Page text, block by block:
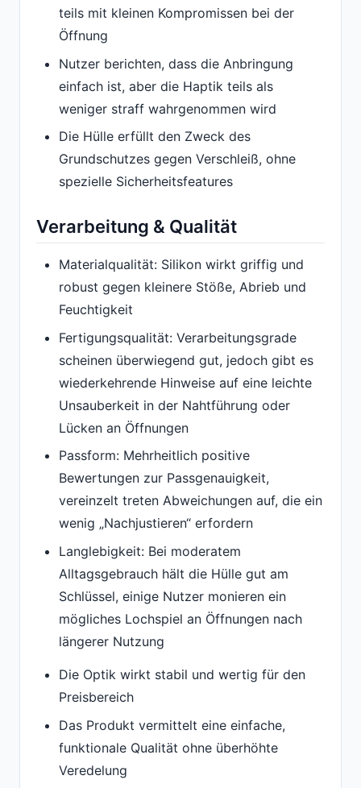
teils mit kleinen Kompromissen bei der
Öffnung
Nutzer berichten, dass die Anbringung
einfach ist, aber die Haptik teils als
weniger straff wahrgenommen wird
Die Hülle erfüllt den Zweck des
Grundschutzes gegen Verschleiß, ohne
spezielle Sicherheitsfeatures
Verarbeitung & Qualität
Materialqualität: Silikon wirkt griffig und
robust gegen kleinere Stöße, Abrieb und
Feuchtigkeit
Fertigungsqualität: Verarbeitungsgrade
scheinen überwiegend gut, jedoch gibt es
wiederkehrende Hinweise auf eine leichte
Unsauberkeit in der Nahtführung oder
Lücken an Öffnungen
Passform: Mehrheitlich positive
Bewertungen zur Passgenauigkeit,
vereinzelt treten Abweichungen auf, die ein
wenig „Nachjustieren“ erfordern
Langlebigkeit: Bei moderatem
Alltagsgebrauch hält die Hülle gut am
Schlüssel, einige Nutzer monieren ein
mögliches Lochspiel an Öffnungen nach
längerer Nutzung
Die Optik wirkt stabil und wertig für den
Preisbereich
Das Produkt vermittelt eine einfache,
funktionale Qualität ohne überhöhte
Veredelung